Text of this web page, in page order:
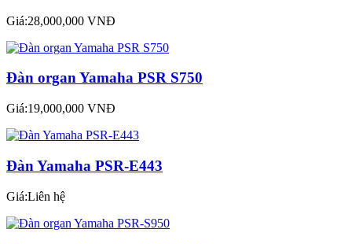
Giá:28,000,000 VNĐ
Đàn organ Yamaha PSR S750
Giá:19,000,000 VNĐ
Đàn Yamaha PSR-E443
Giá:Liên hệ